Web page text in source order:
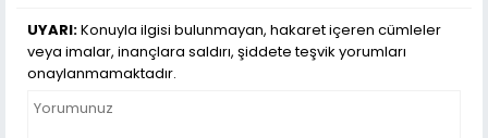
UYARI:Konuyla ilgisi bulunmayan, hakaret içeren cümleler
veya imalar, inançlara saldırı, şiddete teşvik yorumları
onaylanmamaktadır.